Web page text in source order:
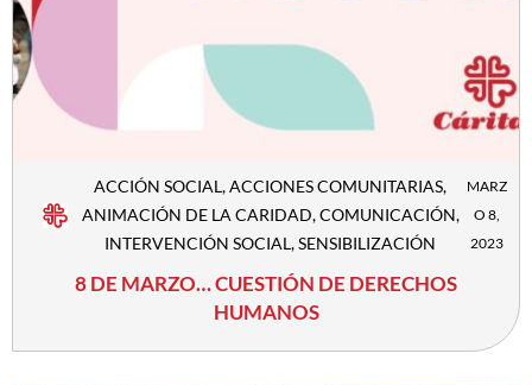
ACCIÓN SOCIAL,ACCIONES COMUNITARIAS,
ANIMACIÓN DE LA CARIDAD,COMUNICACIÓN,
INTERVENCIÓN SOCIAL,SENSIBILIZACIÓN
MARZ
O 8,
2023
8 DE MARZO… CUESTIÓN DE DERECHOS
HUMANOS